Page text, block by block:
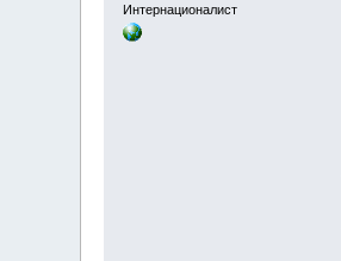
Интернационалист